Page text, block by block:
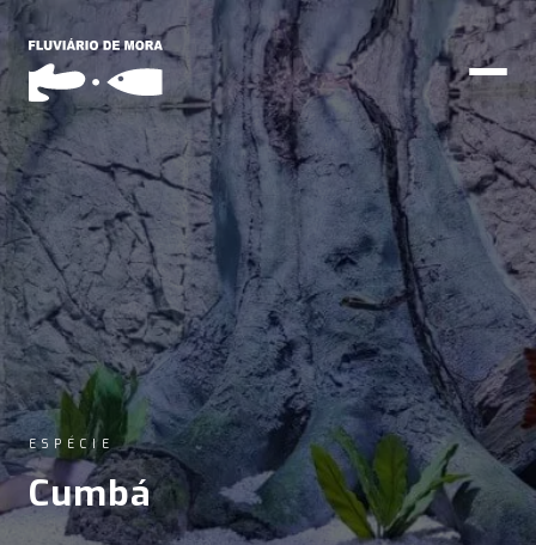
ESPÉCIE
Cumbá